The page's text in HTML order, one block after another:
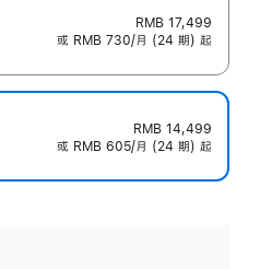
RMB 17,499
或 RMB 730/月 (24 期) 起
RMB 14,499
或 RMB 605/月 (24 期) 起